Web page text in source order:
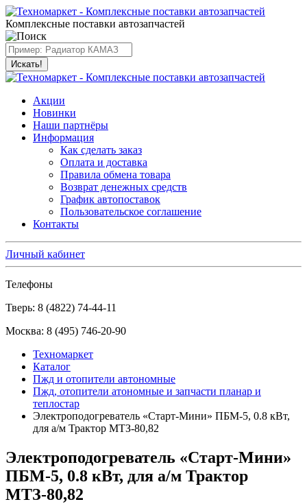
Комплексные поставки автозапчастей
Искать!
Акции
Новинки
Наши партнёры
Информация
Как сделать заказ
Оплата и доставка
Правила обмена товара
Возврат денежных средств
График автопоставок
Пользовательское соглашение
Контакты
Личный кабинет
Телефоны
Тверь: 8 (4822) 74-44-11
Москва: 8 (495) 746-20-90
Техномаркет
Каталог
Пжд и отопители автономные
Пжд, отопители атономные и запчасти планар и
теплостар
Электроподогреватель «Старт-Мини» ПБМ-5, 0.8 кВт,
для а/м Трактор МТЗ-80,82
Электроподогреватель «Старт-Мини»
ПБМ-5, 0.8 кВт, для а/м Трактор
МТЗ-80,82